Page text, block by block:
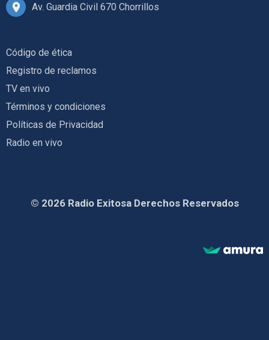
Av. Guardia Civil 670 Chorrillos
Código de ética
Registro de reclamos
TV en vivo
Términos y condiciones
Políticas de Privacidad
Radio en vivo
© 2026 Radio Exitosa Derechos Reservados